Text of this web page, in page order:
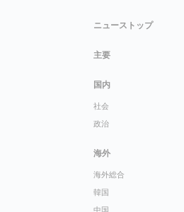
ニューストップ
主要
国内
社会
政治
海外
海外総合
韓国
中国